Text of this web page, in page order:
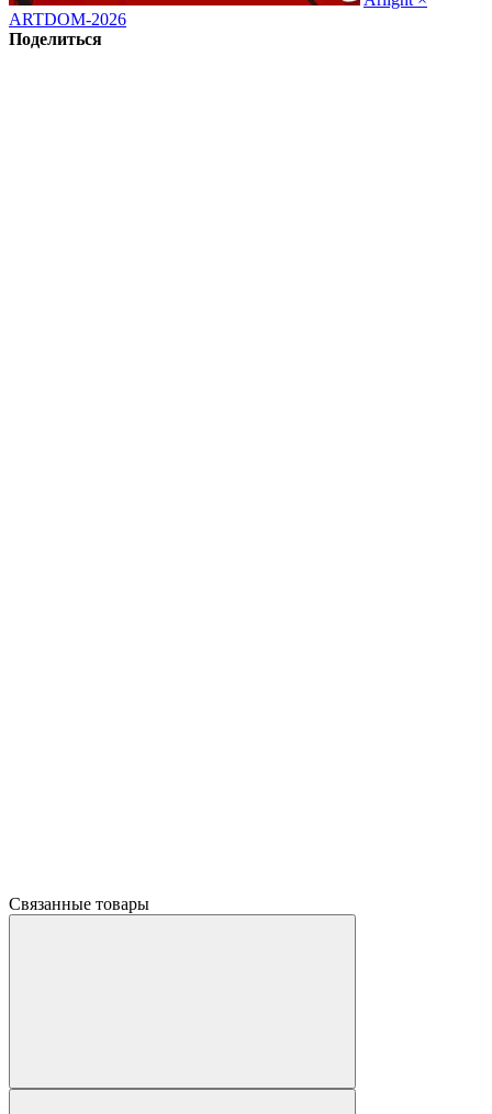
ARTDOM-2026
Поделиться
Связанные товары